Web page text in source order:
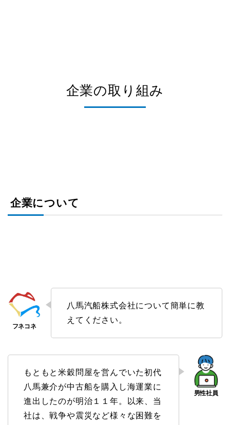
企業の取り組み
企業について
八馬汽船株式会社について簡単に教
えてください。
もともと米穀問屋を営んでいた初代
八馬兼介が中古船を購入し海運業に
進出したのが明治１１年。以来、当
社は、戦争や震災など様々な困難を